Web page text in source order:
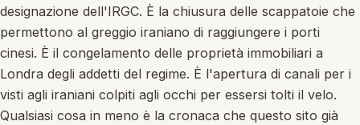
designazione dell'IRGC. È la chiusura delle scappatoie che
permettono al greggio iraniano di raggiungere i porti
cinesi. È il congelamento delle proprietà immobiliari a
Londra degli addetti del regime. È l'apertura di canali per i
visti agli iraniani colpiti agli occhi per essersi tolti il velo.
Qualsiasi cosa in meno è la cronaca che questo sito già